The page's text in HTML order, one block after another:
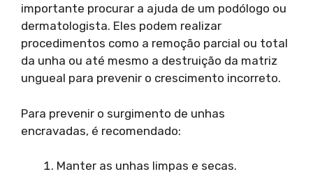
importante procurar a ajuda de um podólogo ou
dermatologista. Eles podem realizar
procedimentos como a remoção parcial ou total
da unha ou até mesmo a destruição da matriz
ungueal para prevenir o crescimento incorreto.
Para prevenir o surgimento de unhas
encravadas, é recomendado:
Manter as unhas limpas e secas.